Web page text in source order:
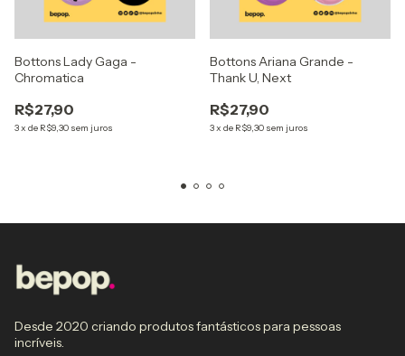
Bottons Lady Gaga -
Chromatica
R$27,90
3x de R$9,30 sem juros
Bottons Ariana Grande -
Thank U, Next
R$27,90
3x de R$9,30 sem juros
Desde 2020 criando produtos fantásticos para pessoas
incríveis.